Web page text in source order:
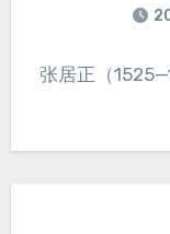
张居正（